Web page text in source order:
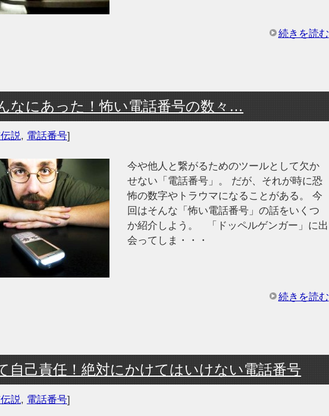
続きを読む
なにあった！怖い電話番号の数々…
説, 電話番号]
今や他人と繋がるためのツールとして欠か
せない「電話番号」。 だが、それが時に恐
怖の数字やトラウマになることがある。 今
回はそんな「怖い電話番号」の話をいくつ
か紹介しよう。 「ドッペルゲンガー」に出
会ってしま・・・
続きを読む
自己責任！絶対にかけてはいけない電話番号
説, 電話番号]